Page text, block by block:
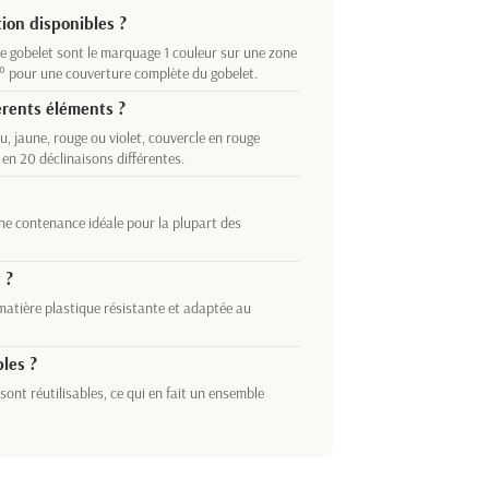
disponibles ?
sont le marquage 1 couleur sur une zone
pour une couverture complète du gobelet.
éléments ?
jaune, rouge ou violet, couvercle en rouge
20 déclinaisons différentes.
contenance idéale pour la plupart des
?
plastique résistante et adaptée au
?
réutilisables, ce qui en fait un ensemble